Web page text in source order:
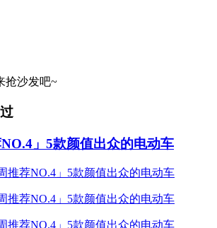
抢沙发吧~
NO.4」5款颜值出众的电动车